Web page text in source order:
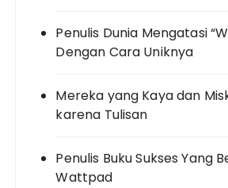
Penulis Dunia Mengatasi
Dengan Cara Uniknya
Mereka yang Kaya dan
karena Tulisan
Penulis Buku Sukses Yang
Wattpad